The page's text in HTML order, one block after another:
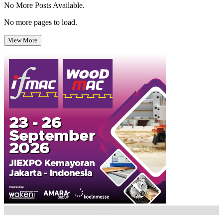
No More Posts Available.
No more pages to load.
View More